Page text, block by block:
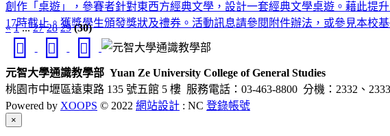
創作「桌遊」，參賽者針對東西方經典文學，設計一套經典文學桌遊。藉此提
17時截止。獲獎學生頒發獎狀及禮券。活動訊息請參閱附件辦法，或參見本校基
« 1...27 28 29 (30)
元智大學通識教學部 Yuan Ze University College of General Studies
桃園市中壢區遠東路 135 號五館 5 樓 服務電話：03-463-8800 分機：2332、2333
Powered by XOOPS © 2022 網站設計 : NC 登錄帳號
×